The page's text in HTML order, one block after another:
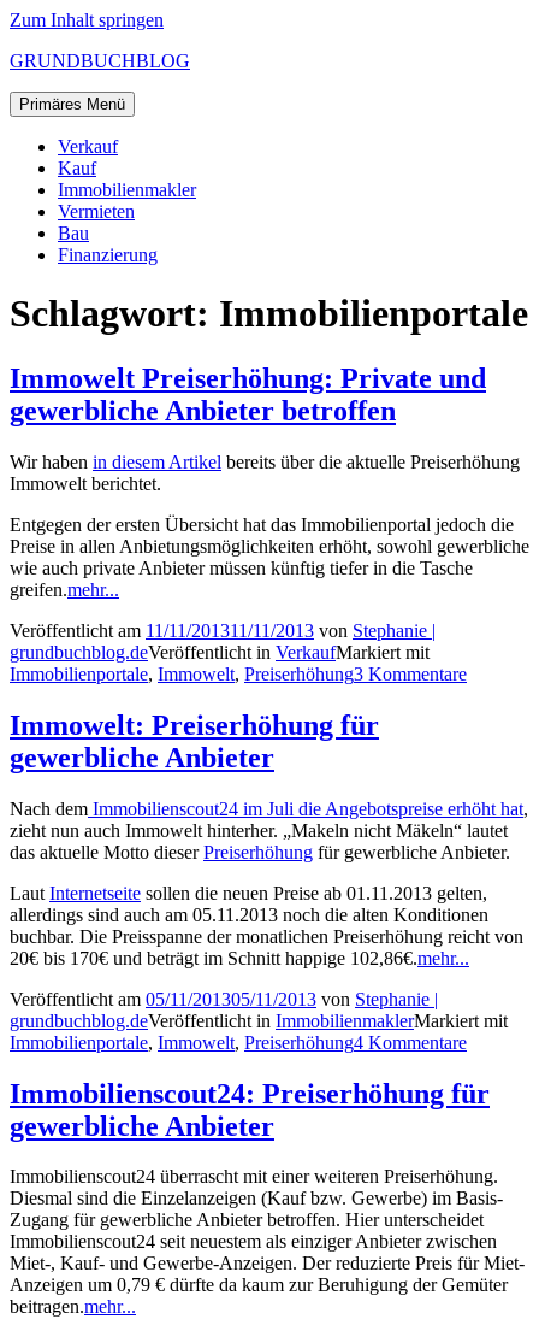
Zum Inhalt springen
GRUNDBUCHBLOG
Primäres Menü
Verkauf
Kauf
Immobilienmakler
Vermieten
Bau
Finanzierung
Schlagwort: Immobilienportale
Immowelt Preiserhöhung: Private und
gewerbliche Anbieter betroffen
Wir haben in diesem Artikel bereits über die aktuelle Preiserhöhung
Immowelt berichtet.
Entgegen der ersten Übersicht hat das Immobilienportal jedoch die
Preise in allen Anbietungsmöglichkeiten erhöht, sowohl gewerbliche
wie auch private Anbieter müssen künftig tiefer in die Tasche
greifen.mehr...
Veröffentlicht am 11/11/201311/11/2013 von Stephanie |
grundbuchblog.deVeröffentlicht in VerkaufMarkiert mit
Immobilienportale, Immowelt, Preiserhöhung3 Kommentare
Immowelt: Preiserhöhung für
gewerbliche Anbieter
Nach dem Immobilienscout24 im Juli die Angebotspreise erhöht hat,
zieht nun auch Immowelt hinterher. „Makeln nicht Mäkeln“ lautet
das aktuelle Motto dieserPreiserhöhung für gewerbliche Anbieter.
Laut Internetseite sollen die neuen Preise ab 01.11.2013 gelten,
allerdings sind auch am 05.11.2013 noch die alten Konditionen
buchbar. Die Preisspanne der monatlichen Preiserhöhung reicht von
20€ bis 170€ und beträgt im Schnitt happige 102,86€.mehr...
Veröffentlicht am 05/11/201305/11/2013 von Stephanie |
grundbuchblog.deVeröffentlicht in ImmobilienmaklerMarkiert mit
Immobilienportale, Immowelt, Preiserhöhung4 Kommentare
Immobilienscout24: Preiserhöhung für
gewerbliche Anbieter
Immobilienscout24 überrascht mit einer weiteren Preiserhöhung.
Diesmal sind die Einzelanzeigen (Kauf bzw. Gewerbe) im Basis-
Zugang für gewerbliche Anbieter betroffen. Hier unterscheidet
Immobilienscout24 seit neuestem als einziger Anbieter zwischen
Miet-, Kauf- und Gewerbe-Anzeigen. Der reduzierte Preis für Miet-
Anzeigen um 0,79 € dürfte da kaum zur Beruhigung der Gemüter
beitragen.mehr...